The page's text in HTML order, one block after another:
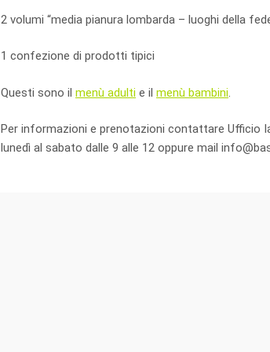
2 volumi “media pianura lombarda – luoghi della
1 confezione di prodotti tipici
Questi sono il menù adulti e il menù bambini
Per informazioni e prenotazioni contattare Ufficio
lunedì al sabato dalle 9 alle 12 oppure mail